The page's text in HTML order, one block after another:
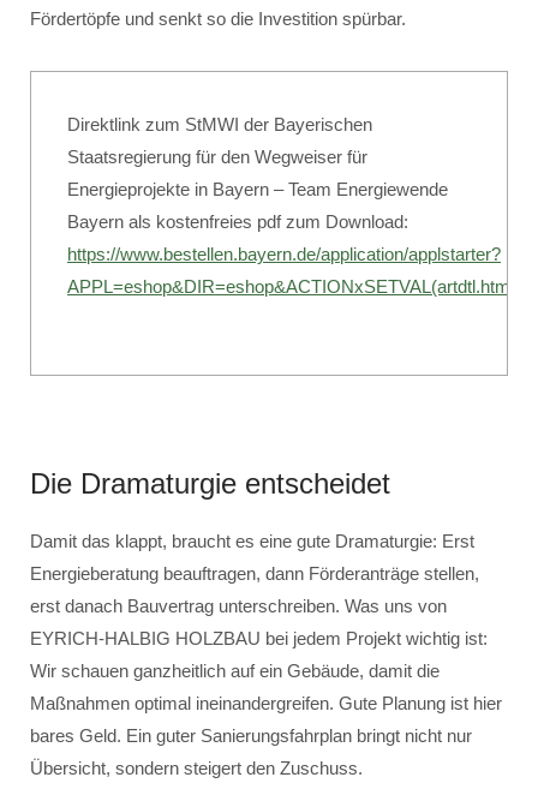
Fördertöpfe und senkt so die Investition spürbar.
Direktlink zum StMWI der Bayerischen
Staatsregierung für den Wegweiser für
Energieprojekte in Bayern – Team Energiewende
Bayern als kostenfreies pdf zum Download:
https://www.bestellen.bayern.de/application/applstarter?
Die Dramaturgie entscheidet
Damit das klappt, braucht es eine gute Dramaturgie: Erst
Energieberatung beauftragen, dann Förderanträge stellen,
erst danach Bauvertrag unterschreiben. Was uns von
EYRICH-HALBIG HOLZBAU bei jedem Projekt wichtig ist:
Wir schauen ganzheitlich auf ein Gebäude, damit die
Maßnahmen optimal ineinandergreifen. Gute Planung ist hier
bares Geld. Ein guter Sanierungsfahrplan bringt nicht nur
Übersicht, sondern steigert den Zuschuss.